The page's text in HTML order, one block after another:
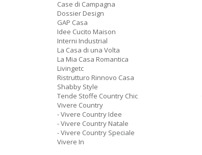
Digitale
4.90 €
ATMOSFERA CASA N.6
Cartacea
7.90 €
Case di Campagna
Dossier Design
GAP Casa
Idee Cucito Maison
Interni Industrial
La Casa di una Volta
La Mia Casa Romantica
Livingetc
Ristrutturo Rinnovo Casa
Shabby Style
Tende Stoffe Country Chic
Vivere Country
- Vivere Country Idee
- Vivere Country Natale
- Vivere Country Speciale
Vivere In